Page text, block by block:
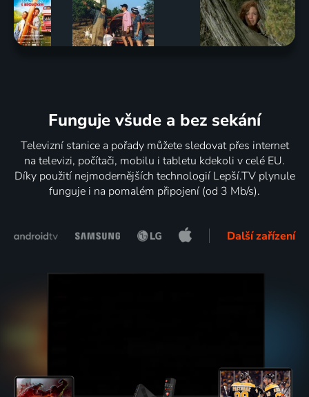
Funguje všude a bez sekání
Televizní stanice a pořady můžete sledovat přes internet
na televizi, počítači, mobilu i tabletu kdekoli v celé EU.
Díky použití nejmodernějších technologií Lepší.TV plynule
funguje i na pomalém připojení (od 3 Mb/s).
Další zařízení